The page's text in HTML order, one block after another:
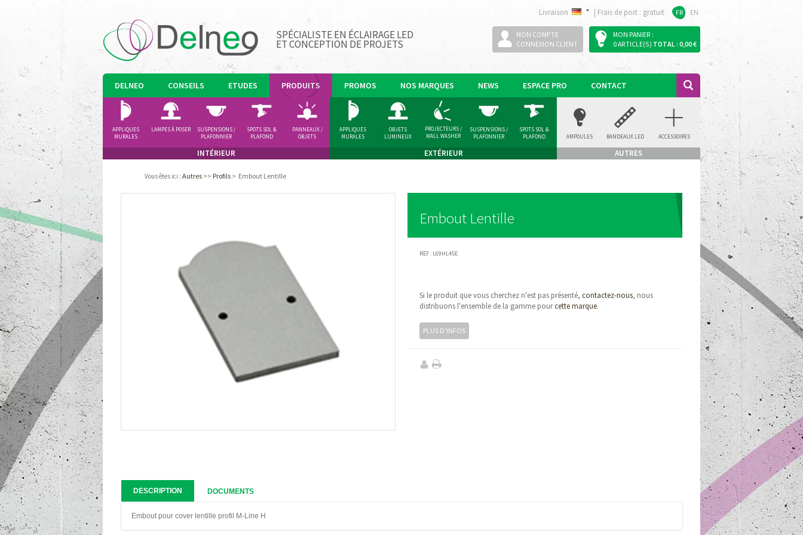
Livraison | Frais de port : gratuit FR EN
SPÉCIALISTE EN ÉCLAIRAGE LED
ET CONCEPTION DE PROJETS
MON COMPTE
CONNEXION CLIENT
MON PANIER :
0 ARTICLE(S) TOTAL : 0,00 €
DELNEO CONSEILS ETUDES PRODUITS PROMOS NOS MARQUES NEWS ESPACE PRO CONTACT
INTÉRIEUR
APPLIQUES
MURALES
LAMPES À POSER
SUSPENSIONS /
PLAFONNIER
SPOTS SOL &
PLAFOND
PANNEAUX /
OBJETS
EXTÉRIEUR
APPLIQUES
MURALES
OBJETS
LUMINEUX
PROJECTEURS /
WALL WASHER
SUSPENSIONS /
PLAFONNIER
SPOTS SOL &
PLAFOND
AUTRES
AMPOULES BANDEAUX LED ACCESSOIRES
Vous êtes ici : Autres >> Profils > Embout Lentille
Embout Lentille
REF : L69HL45E
Si le produit que vous cherchez n'est pas présenté, contactez-nous, nous
distribuons l'ensemble de la gamme pourcette marque.
PLUS D'INFOS
DESCRIPTION DOCUMENTS
Embout pour cover lentille profil M-Line H